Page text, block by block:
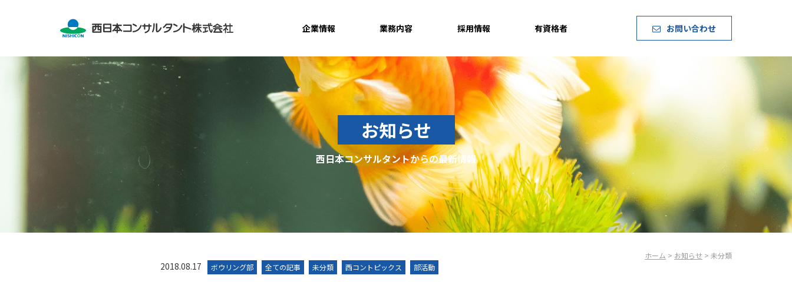
企業情報 業務内容 採用情報 有資格者 お問い合わせ
お知らせ
西日本コンサルタントからの最新情報
ホーム > お知らせ > 未分類
2018.08.17 ボウリング部 全ての記事 未分類 西コントピックス 部活動